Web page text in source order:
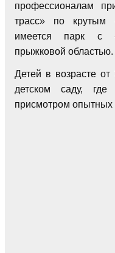
профессионалам
трасс» по крутым
имеется парк с
прыжковой областью.
Детей в возрасте
детском саду,
присмотром опытных